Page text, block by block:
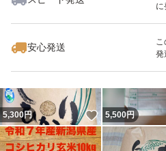
に
安心発送
こ
発
5,300円 いいね！
5,500円